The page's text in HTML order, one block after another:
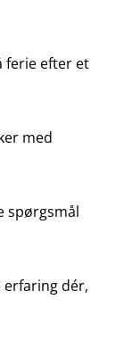
ferie efter et
med
spørgsmål
erfaring dér,